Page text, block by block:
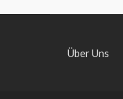
Über Uns